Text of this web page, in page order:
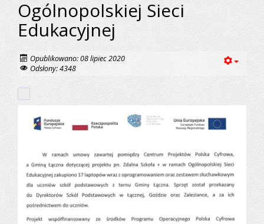
Ogólnopolskiej Sieci
Edukacyjnej
Opublikowano: 08 lipiec 2020
Odsłony: 4348